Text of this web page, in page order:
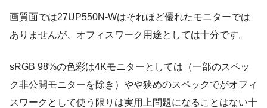
画質面では27UP550N-Wはそれほど優れたモニターでは
ありませんが、オフィスワーク用途としては十分です。
sRGB 98%の色彩は4Kモニターとしては（一部のスペッ
ク非公開モニターを除き）やや狭めのスペックでがオフィ
スワークとして使う限りは実用上問題になることはない十